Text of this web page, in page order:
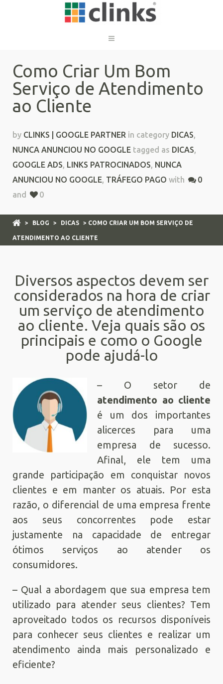
Como Criar Um Bom
Serviço de Atendimento
ao Cliente
by CLINKS | GOOGLE PARTNER in category DICAS,
NUNCA ANUNCIOU NO GOOGLE tagged as DICAS,
GOOGLE ADS, LINKS PATROCINADOS, NUNCA
ANUNCIOU NO GOOGLE, TRÁFEGO PAGO with
0
and
0
> BLOG > DICAS > COMO CRIAR UM BOM SERVIÇO DE
ATENDIMENTO AO CLIENTE
Diversos aspectos devem ser
considerados na hora de criar
um serviço de atendimento
ao cliente. Veja quais são os
principais e como o Google
pode ajudá-lo
– O setor de
atendimento ao cliente
é um dos importantes
alicerces para uma
empresa de sucesso.
Afinal, ele tem uma
grande participação em conquistar novos
clientes e em manter os atuais. Por esta
razão, o diferencial de uma empresa frente
aos seus concorrentes pode estar
justamente na capacidade de entregar
ótimos serviços ao atender os
consumidores.
– Qual a abordagem que sua empresa tem
utilizado para atender seus clientes? Tem
aproveitado todos os recursos disponíveis
para conhecer seus clientes e realizar um
atendimento ainda mais personalizado e
eficiente?